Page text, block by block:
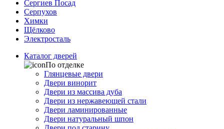
Сергиев Посад
Серпухов
Химки
Щёлково
Электросталь
Каталог дверей
По отделке
Глянцевые двери
Двери винорит
Двери из массива дуба
Двери из нержавеющей стали
Двери ламинированные
Двери натуральный шпон